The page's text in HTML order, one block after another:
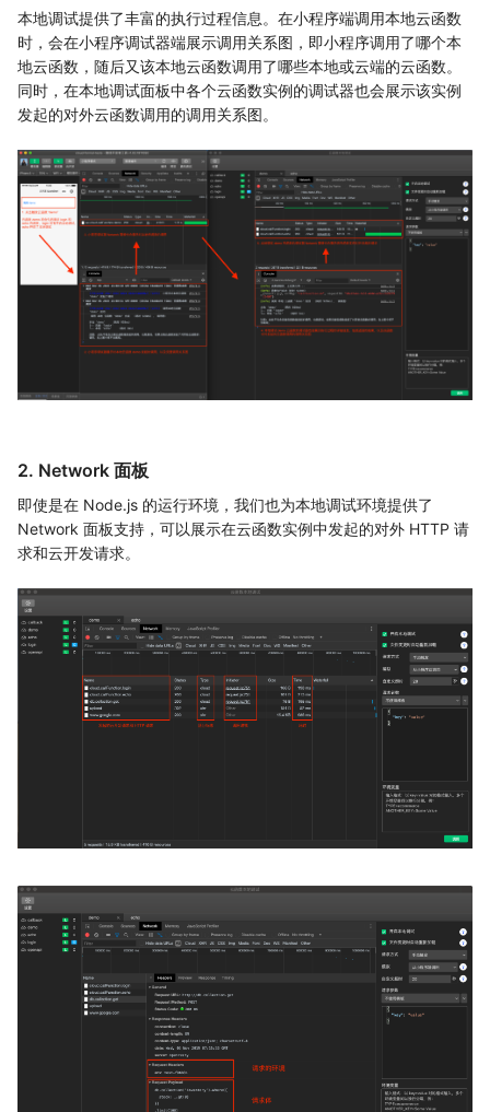
本地调试提供了丰富的执行过程信息。在小程序端调用本地云函数
时，会在小程序调试器端展示调用关系图，即小程序调用了哪个本
地云函数，随后又该本地云函数调用了哪些本地或云端的云函数。
同时，在本地调试面板中各个云函数实例的调试器也会展示该实例
发起的对外云函数调用的调用关系图。
2. Network 面板
即使是在 Node.js 的运行环境，我们也为本地调试环境提供了
Network 面板支持，可以展示在云函数实例中发起的对外 HTTP 请
求和云开发请求。